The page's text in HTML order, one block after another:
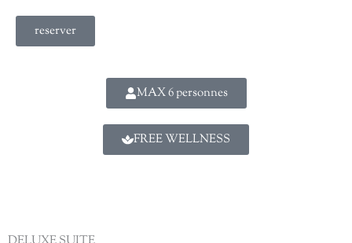
reserver
MAX 6 personnes
FREE WELLNESS